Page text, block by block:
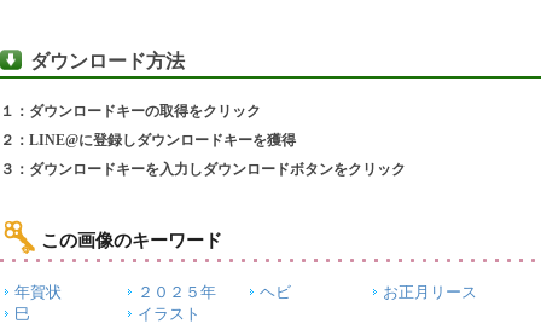
ダウンロード方法
１：ダウンロードキーの取得をクリック
２：LINE@に登録しダウンロードキーを獲得
３：ダウンロードキーを入力しダウンロードボタンをクリック
この画像のキーワード
年賀状 ２０２５年 ヘビ
お正月リース
巳
イラスト